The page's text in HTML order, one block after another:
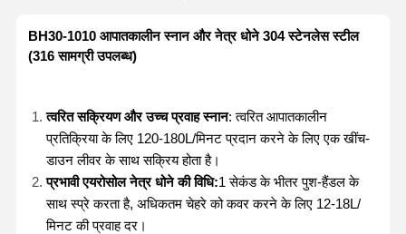
BH30-1010 आपातकालीन स्नान और नेत्र धोने 304 स्टेनलेस स्टील
(316 सामग्री उपलब्ध)
त्वरित सक्रियण और उच्च प्रवाह स्नान: त्वरित आपातकालीन
प्रतिक्रिया के लिए 120-180L/मिनट प्रदान करने के लिए एक खींच-
डाउन लीवर के साथ सक्रिय होता है।
प्रभावी एयरोसोल नेत्र धोने की विधि:1 सेकंड के भीतर पुश-हैंडल के
साथ स्प्रे करता है, अधिकतम चेहरे को कवर करने के लिए 12-18L/
मिनट की प्रवाह दर।